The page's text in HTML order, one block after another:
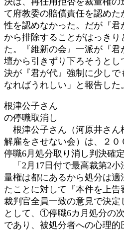
て府教委の賠償責任を認め
性を認めなかった。だが『君
から排除することがはっきり
た。『維新の会』一派が『
壇から引きずり下ろそうとし
決が『君が代』強制に少し
なればうれしい」と報告した。
根津公子さん
の停職取消し
根津公子さん（河原井さん
解雇をさせない会）は、２
停職6月処分取り消し判決確
「2月17日付で最高裁第2小
量権は都にあるから処分は適
たことに対して『本件を上告
裁判官全員一致の意見で決
として、①停職6カ月処分の
であり、被処分者への心理